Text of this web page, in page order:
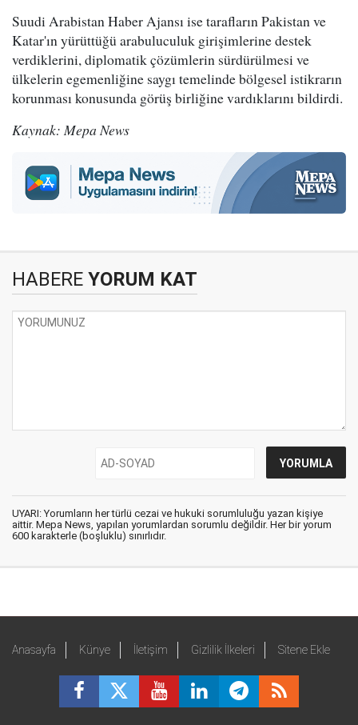
Suudi Arabistan Haber Ajansı ise tarafların Pakistan ve
Katar'ın yürüttüğü arabuluculuk girişimlerine destek
verdiklerini, diplomatik çözümlerin sürdürülmesi ve
ülkelerin egemenliğine saygı temelinde bölgesel istikrarın
korunması konusunda görüş birliğine vardıklarını bildirdi.
Kaynak: Mepa News
HABERE YORUM KAT
UYARI: Yorumların her türlü cezai ve hukuki sorumluluğu yazan kişiye
aittir. Mepa News, yapılan yorumlardan sorumlu değildir. Her bir yorum
600 karakterle (boşluklu) sınırlıdır.
Anasayfa Künye İletişim Gizlilik İlkeleri Sitene Ekle